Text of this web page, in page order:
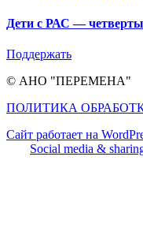
Дети с РАС —
Поддержать
© АНО "ПЕРЕМЕНА"
ПОЛИТИКА
Сайт работает на
Social media &